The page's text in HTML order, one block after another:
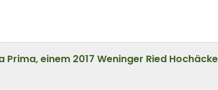
einem 2017 Weninger Ried